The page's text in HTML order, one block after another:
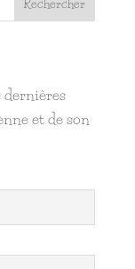
dernières
et de son